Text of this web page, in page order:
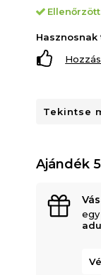
Tekintse
Ajándék